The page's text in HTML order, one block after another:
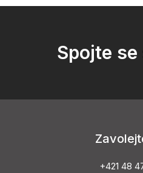
Spojte se
+421 48